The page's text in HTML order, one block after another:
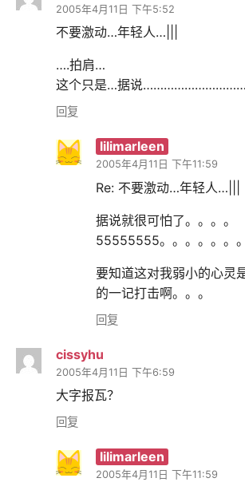
2005年4月11日 下午5:52
不要激动…年轻人…|||
….拍肩…
这个只是…据说
回复
lilimarleen
2005年4月11日 下午11:59
Re: 不要激动…年轻人…|||
据说就很可怕了。。。。
55555555。。。。。。。
要知道这对我弱小的心灵
的一记打击啊。。。
回复
cissyhu
2005年4月11日 下午6:59
大字报瓦？
回复
lilimarleen
2005年4月11日 下午11:59